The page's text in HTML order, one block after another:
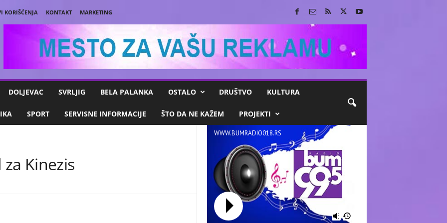
KORIŠĆENJA KONTAKT
MARKETING
DOLJEVAC SVRLJIG BELA PALANKA OSTALO DRUŠTVO KULTURA
SPORT SERVISNE INFORMACIJE ŠTO DA NE KAŽEM PROJEKTI
Kinezis
WWW.BUMRADIO018.RS